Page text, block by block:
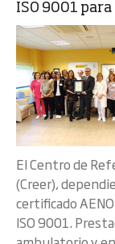
ISO 9001 para
El Centro de
(Creer),
certificado
ISO 9001.